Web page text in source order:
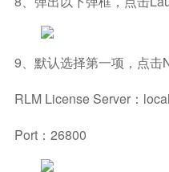
9、默认选择第一项，点击
RLM License Server：
Port：26800